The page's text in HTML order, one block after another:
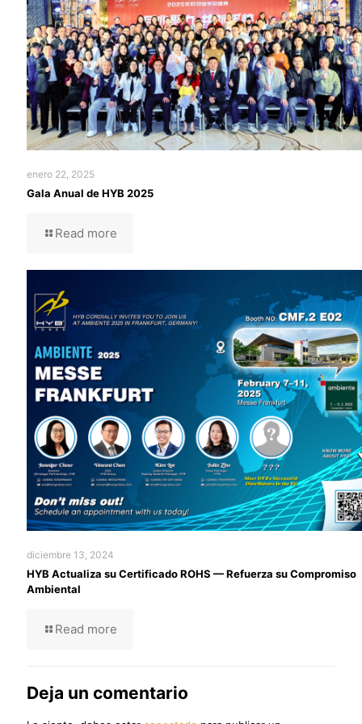
enero 22, 2025
Gala Anual de HYB 2025
Read more
diciembre 13, 2024
HYB Actualiza su Certificado ROHS — Refuerza su Compromiso
Ambiental
Read more
Deja un comentario